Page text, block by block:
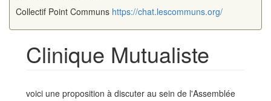
Collectif Point Communs https://chat.lescommuns.org/
Clinique Mutualiste
voici une proposition à discuter au sein de l'Assemblée